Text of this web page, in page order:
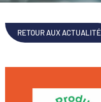
RETOUR AUX